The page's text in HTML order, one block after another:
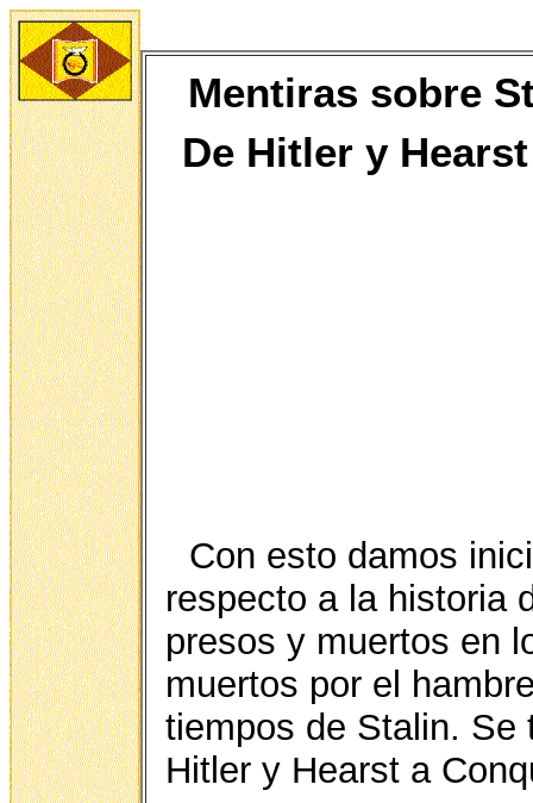
Mentiras sobre
De Hitler y
Con esto damos
respecto a la historia
presos y muertos en
muertos por el
tiempos de Stalin. Se
Hitler y Hearst a